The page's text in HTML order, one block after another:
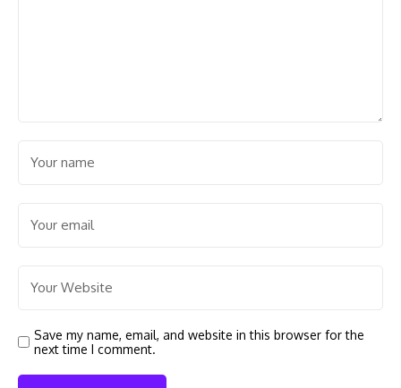
Save my name, email, and website in this browser for the
next time I comment.